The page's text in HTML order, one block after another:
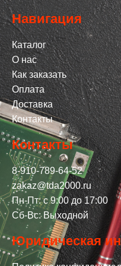
Навигация
Каталог
О нас
Как заказать
Оплата
Доставка
Контакты
Контакты
8-910-789-64-52
zakaz@tda2000.ru
Пн-Пт: с 9:00 до 17:00
Сб-Вс: Выходной
Юридическая